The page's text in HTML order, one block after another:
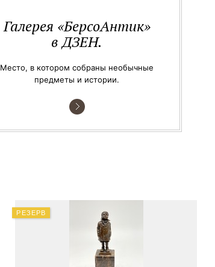
Галерея «БерсоАнтик»
в ДЗЕН.
Место, в котором собраны необычные
предметы и истории.
РЕЗЕРВ